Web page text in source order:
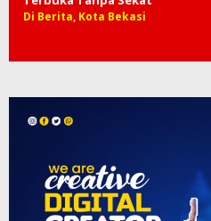
Di Berita, Kota Bekasi